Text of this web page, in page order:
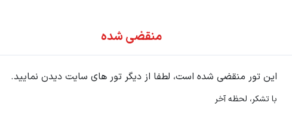
تور کوش آداسی تابستان 1405
منقضی شده
این تور منقضی شده است، لطفا از دیگر تور های سایت دیدن نمایید.
با تشکر، لحظه آخر